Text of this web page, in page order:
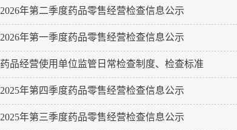
2026年第二季度药品零售经营检查信息公示
2026年第一季度药品零售经营检查信息公示
药品经营使用单位监管日常检查制度、检查标准
2025年第四季度药品零售经营检查信息公示
2025年第三季度药品零售经营检查信息公示